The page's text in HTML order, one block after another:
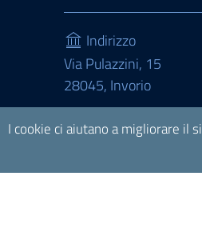
Indirizzo
Via Pulazzini, 15
28045, Invorio
Telefono
I cookie ci aiutano a migliorare il